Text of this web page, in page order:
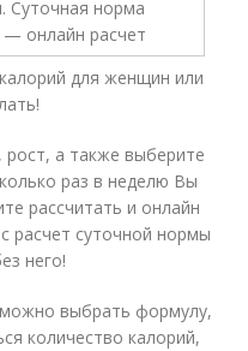
для женщин или
рост, а также выберите
раз в неделю Вы
рассчитать и онлайн
расчет суточной нормы
него!
выбрать формулу,
количество калорий,